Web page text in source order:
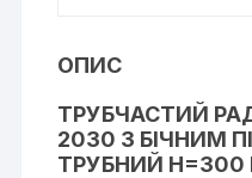
ОПИС
ТРУБЧАСТИЙ
2030 З БІЧНИМ
ТРУБНИЙ